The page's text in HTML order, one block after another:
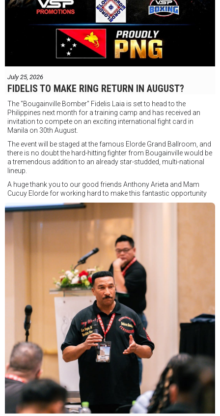
July 25, 2026
FIDELIS TO MAKE RING RETURN IN AUGUST?
The "Bougainville Bomber" Fidelis Laia is set to head to the
Philippines next month for a training camp and has received an
invitation to compete on an exciting international fight card in
Manila on 30th August.
The event will be staged at the famous Elorde Grand Ballroom, and
there is no doubt the hard-hitting fighter from Bougainville would be
a tremendous addition to an already star-studded, multi-national
lineup.
A huge thank you to our good friends Anthony Arieta and Mam
Cucuy Elorde for working hard to make this fantastic opportunity
We hope to have some exciting news to share very soon!